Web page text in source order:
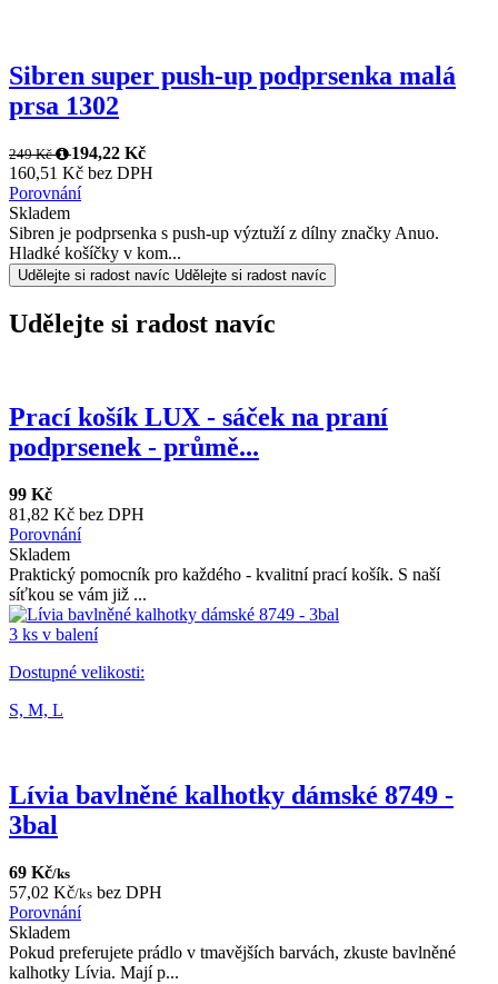
Sibren super push-up podprsenka malá
prsa 1302
249 Kč
194,22 Kč
160,51 Kč bez DPH
Porovnání
Skladem
Sibren je podprsenka s push-up výztuží z dílny značky Anuo.
Hladké košíčky v kom...
Udělejte si radost navíc Udělejte si radost navíc
Udělejte si radost navíc
Prací košík LUX - sáček na praní
podprsenek - průmě...
99 Kč
81,82 Kč bez DPH
Porovnání
Skladem
Praktický pomocník pro každého - kvalitní prací košík. S naší
síťkou se vám již ...
3 ks v balení
Dostupné velikosti:
S, M, L
Lívia bavlněné kalhotky dámské 8749 -
3bal
69 Kč/ks
57,02 Kč/ks bez DPH
Porovnání
Skladem
Pokud preferujete prádlo v tmavějších barvách, zkuste bavlněné
kalhotky Lívia. Mají p...